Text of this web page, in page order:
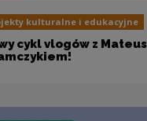
kulturalne i edukacyjne
cykl vlogów z